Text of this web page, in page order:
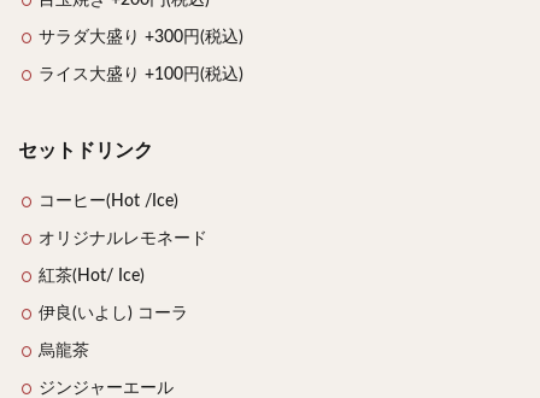
サラダ大盛り +300円(税込)
ライス大盛り +100円(税込)
セットドリンク
コーヒー(Hot /Ice)
オリジナルレモネード
紅茶(Hot/ Ice)
伊良(いよし) コーラ
烏龍茶
ジンジャーエール